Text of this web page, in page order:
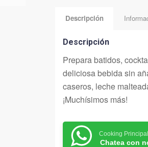
Descripción
Descripción
Prepara batidos,
deliciosa bebida sin
caseros, leche
¡Muchísimos más!
Cooking Principal
Chatea con